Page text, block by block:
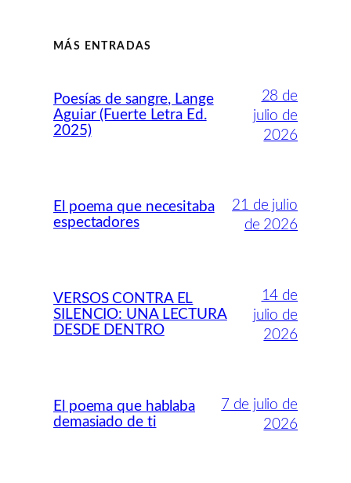
MÁS ENTRADAS
Poesías de sangre, Lange
Aguiar (Fuerte Letra Ed.
2025)
28 de
julio de
2026
El poema que necesitaba
espectadores
21 de julio
de 2026
VERSOS CONTRA EL
SILENCIO: UNA LECTURA
DESDE DENTRO
14 de
julio de
2026
El poema que hablaba
demasiado de ti
7 de julio de
2026